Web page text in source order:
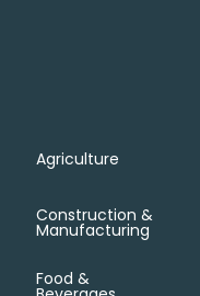
Agriculture
Construction &
Manufacturing
Food &